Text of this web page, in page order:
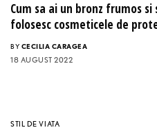
Cum sa ai un bronz frumos si
folosesc cosmeticele de
BY CECILIA CARAGEA
18 AUGUST 2022
STIL DE VIATA